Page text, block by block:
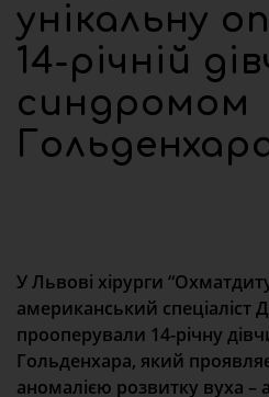
унікальну
14-річній
синдромом
У Львові хірурги
американський спеціаліст
прооперували 14-річну
Гольденхара, який
аномалією розвитку вуха –